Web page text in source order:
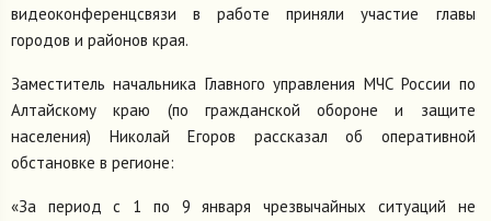
видеоконференцсвязи в работе приняли участие главы
городов и районов края.
Заместитель начальника Главного управления МЧС России по
Алтайскому краю (по гражданской обороне и защите
населения) Николай Егоров рассказал об оперативной
обстановке в регионе:
«За период с 1 по 9 января чрезвычайных ситуаций не